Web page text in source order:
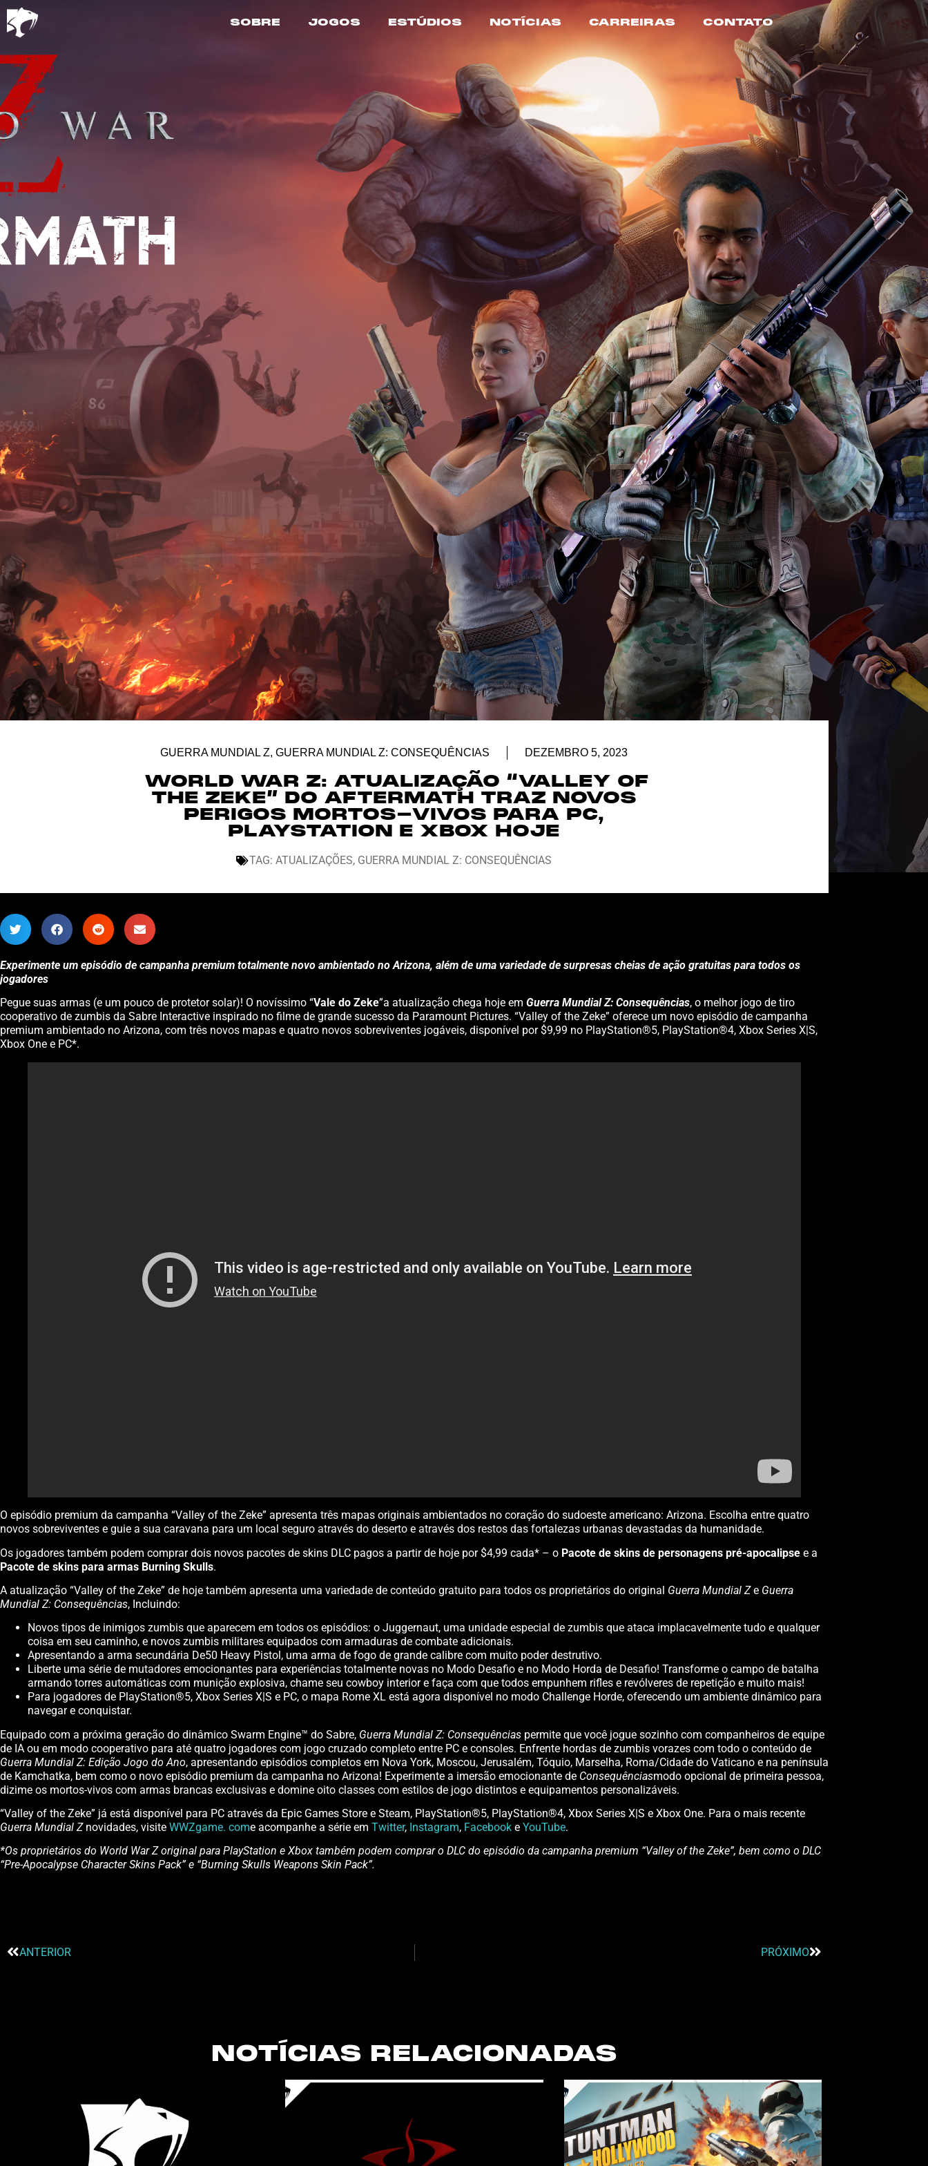
SOBRE JOGOS ESTÚDIOS NOTÍCIAS CARREIRAS CONTATO
GUERRA MUNDIAL Z, GUERRA MUNDIAL Z: CONSEQUÊNCIAS DEZEMBRO 5, 2023
WORLD WAR Z: ATUALIZAÇÃO “VALLEY OF
THE ZEKE” DO AFTERMATH TRAZ NOVOS
PERIGOS MORTOS-VIVOS PARA PC,
PLAYSTATION E XBOX HOJE
TAG: ATUALIZAÇÕES, GUERRA MUNDIAL Z: CONSEQUÊNCIAS
Experimente um episódio de campanha premium totalmente novo ambientado no Arizona, além de uma variedade de surpresas cheias de ação gratuitas para todos os
jogadores
Pegue suas armas (e um pouco de protetor solar)! O novíssimo “Vale do Zeke”a atualização chega hoje em Guerra Mundial Z: Consequências, o melhor jogo de tiro
cooperativo de zumbis da Sabre Interactive inspirado no filme de grande sucesso da Paramount Pictures. “Valley of the Zeke” oferece um novo episódio de campanha
premium ambientado no Arizona, com três novos mapas e quatro novos sobreviventes jogáveis, disponível por $9,99 no PlayStation®5, PlayStation®4, Xbox Series X|S,
Xbox One e PC*.
O episódio premium da campanha “Valley of the Zeke” apresenta três mapas originais ambientados no coração do sudoeste americano: Arizona. Escolha entre quatro
novos sobreviventes e guie a sua caravana para um local seguro através do deserto e através dos restos das fortalezas urbanas devastadas da humanidade.
Os jogadores também podem comprar dois novos pacotes de skins DLC pagos a partir de hoje por $4,99 cada* – o Pacote de skins de personagens pré-apocalipse e a
Pacote de skins para armas Burning Skulls.
A atualização “Valley of the Zeke” de hoje também apresenta uma variedade de conteúdo gratuito para todos os proprietários do original Guerra Mundial Ze Guerra
Mundial Z: Consequências, Incluindo:
Novos tipos de inimigos zumbis que aparecem em todos os episódios: o Juggernaut, uma unidade especial de zumbis que ataca implacavelmente tudo e qualquer
coisa em seu caminho, e novos zumbis militares equipados com armaduras de combate adicionais.
Apresentando a arma secundária De50 Heavy Pistol, uma arma de fogo de grande calibre com muito poder destrutivo.
Liberte uma série de mutadores emocionantes para experiências totalmente novas no Modo Desafio e no Modo Horda de Desafio! Transforme o campo de batalha
armando torres automáticas com munição explosiva, chame seu cowboy interior e faça com que todos empunhem rifles e revólveres de repetição e muito mais!
Para jogadores de PlayStation®5, Xbox Series X|S e PC, o mapa Rome XL está agora disponível no modo Challenge Horde, oferecendo um ambiente dinâmico para
navegar e conquistar.
Equipado com a próxima geração do dinâmico Swarm Engine™ do Sabre, Guerra Mundial Z: Consequências permite que você jogue sozinho com companheiros de equipe
de IA ou em modo cooperativo para até quatro jogadores com jogo cruzado completo entre PC e consoles. Enfrente hordas de zumbis vorazes com todo o conteúdo de
Guerra Mundial Z: Edição Jogo do Ano, apresentando episódios completos em Nova York, Moscou, Jerusalém, Tóquio, Marselha, Roma/Cidade do Vaticano e na península
de Kamchatka, bem como o novo episódio premium da campanha no Arizona! Experimente a imersão emocionante de Consequênciasmodo opcional de primeira pessoa,
dizime os mortos-vivos com armas brancas exclusivas e domine oito classes com estilos de jogo distintos e equipamentos personalizáveis.
“Valley of the Zeke” já está disponível para PC através da Epic Games Store e Steam, PlayStation®5, PlayStation®4, Xbox Series X|S e Xbox One. Para o mais recente
Guerra Mundial Znovidades, visite WWZgame. come acompanhe a série em Twitter, Instagram, Facebook e YouTube.
*Os proprietários do World War Z original para PlayStation e Xbox também podem comprar o DLC do episódio da campanha premium “Valley of the Zeke”, bem como o DLC
“Pre-Apocalypse Character Skins Pack” e “Burning Skulls Weapons Skin Pack”.
ANTERIOR PRÓXIMO
NOTÍCIAS RELACIONADAS